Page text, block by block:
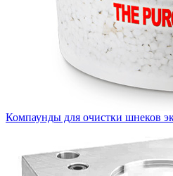
Компаунды для очистки шнеков